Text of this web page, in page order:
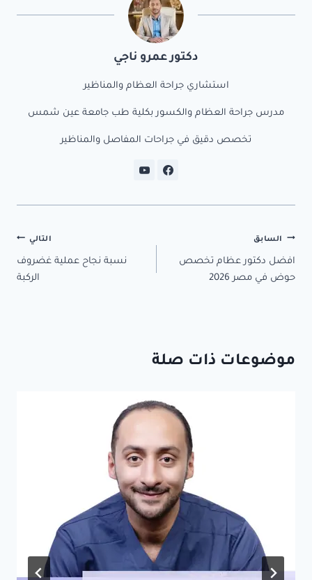
m
دكتور عمرو ناجي
استشاري جراحة العظام والمناظير
مدرس جراحة العظام والكسور بكلية طب جامعة عين شمس
تخصص دقيق في جراحات المفاصل والمناظير
تصفّح
المقالات
السابق
افضل دكتور عظام تخصص
حوض في مصر 2026
التالي
نسبة نجاح عملية غضروف
الركبة
موضوعات ذات صلة